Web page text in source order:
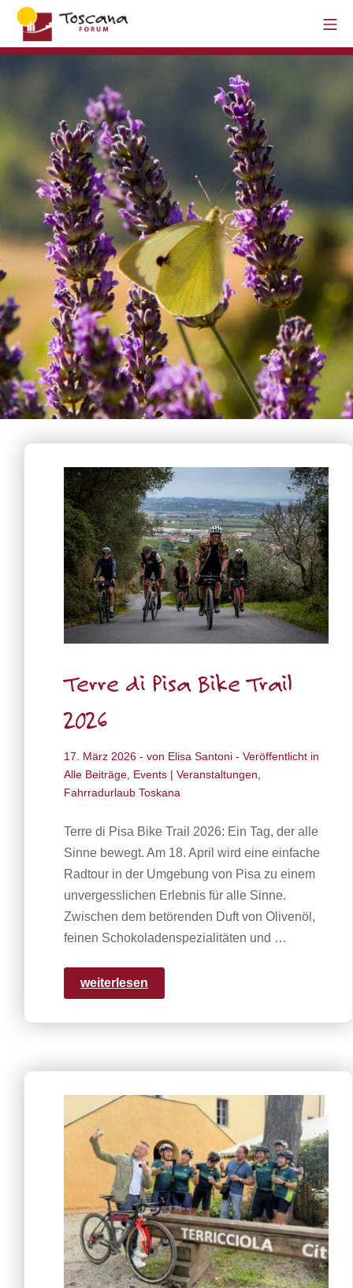
Terre di Pisa Bike Trail
2026
17. März 2026 - von Elisa Santoni - Veröffentlicht in
Alle Beiträge, Events | Veranstaltungen,
Fahrradurlaub Toskana
Terre di Pisa Bike Trail 2026: Ein Tag, der alle
Sinne bewegt. Am 18. April wird eine einfache
Radtour in der Umgebung von Pisa zu einem
unvergesslichen Erlebnis für alle Sinne.
Zwischen dem betörenden Duft von Olivenöl,
feinen Schokoladenspezialitäten und …
weiterlesen